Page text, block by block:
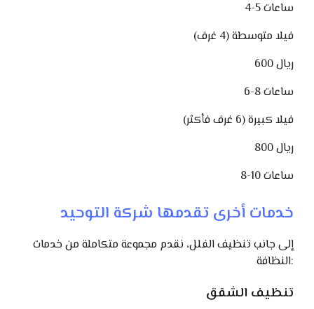
4-5 ساعات
فيلا متوسطة (4 غرف)
600 ريال
6-8 ساعات
فيلا كبيرة (6 غرف فأكثر)
800 ريال
8-10 ساعات
خدمات أخرى تقدمها شركة التوحيد
إلى جانب تنظيف الفلل، نقدم مجموعة متكاملة من خدمات
النظافة:
تنظيف الشقق